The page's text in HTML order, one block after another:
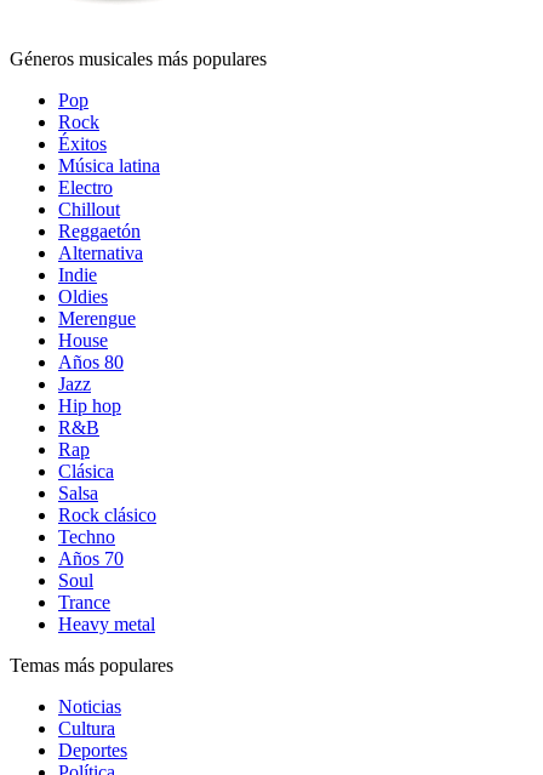
Géneros musicales más populares
Pop
Rock
Éxitos
Música latina
Electro
Chillout
Reggaetón
Alternativa
Indie
Oldies
Merengue
House
Años 80
Jazz
Hip hop
R&B
Rap
Clásica
Salsa
Rock clásico
Techno
Años 70
Soul
Trance
Heavy metal
Temas más populares
Noticias
Cultura
Deportes